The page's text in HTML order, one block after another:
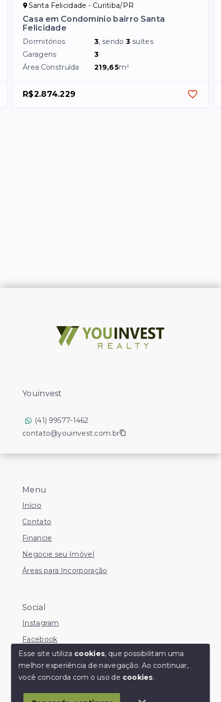
Santa Felicidade - Curitiba/PR
Casa em Condomínio bairro Santa
Felicidade
Dormitórios 3, sendo3 suítes
Garagens
3
Área Construída
219,65m²
R$2.874.229
Olá! somos da Linkmob, como podemos ajudar?
Menu
Início
Contato
Financie
Negocie seu Imóvel
Áreas para Incorporação
Social
Instagram
Facebook
© Copyright 2026 - Youinvest - Todos os direitos
Youinvest
(41) 99577-1462
contato@youinvest.com.br
Esse site utiliza cookies, que possibilitam uma
melhor experiência de navegação.Ao continuar,
você concorda com o uso de cookies.